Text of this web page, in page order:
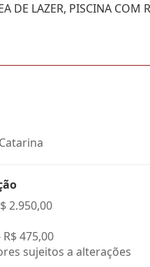
DE LAZER, PISCINA COM
2.950,00
R$ 475,00
sujeitos a alterações